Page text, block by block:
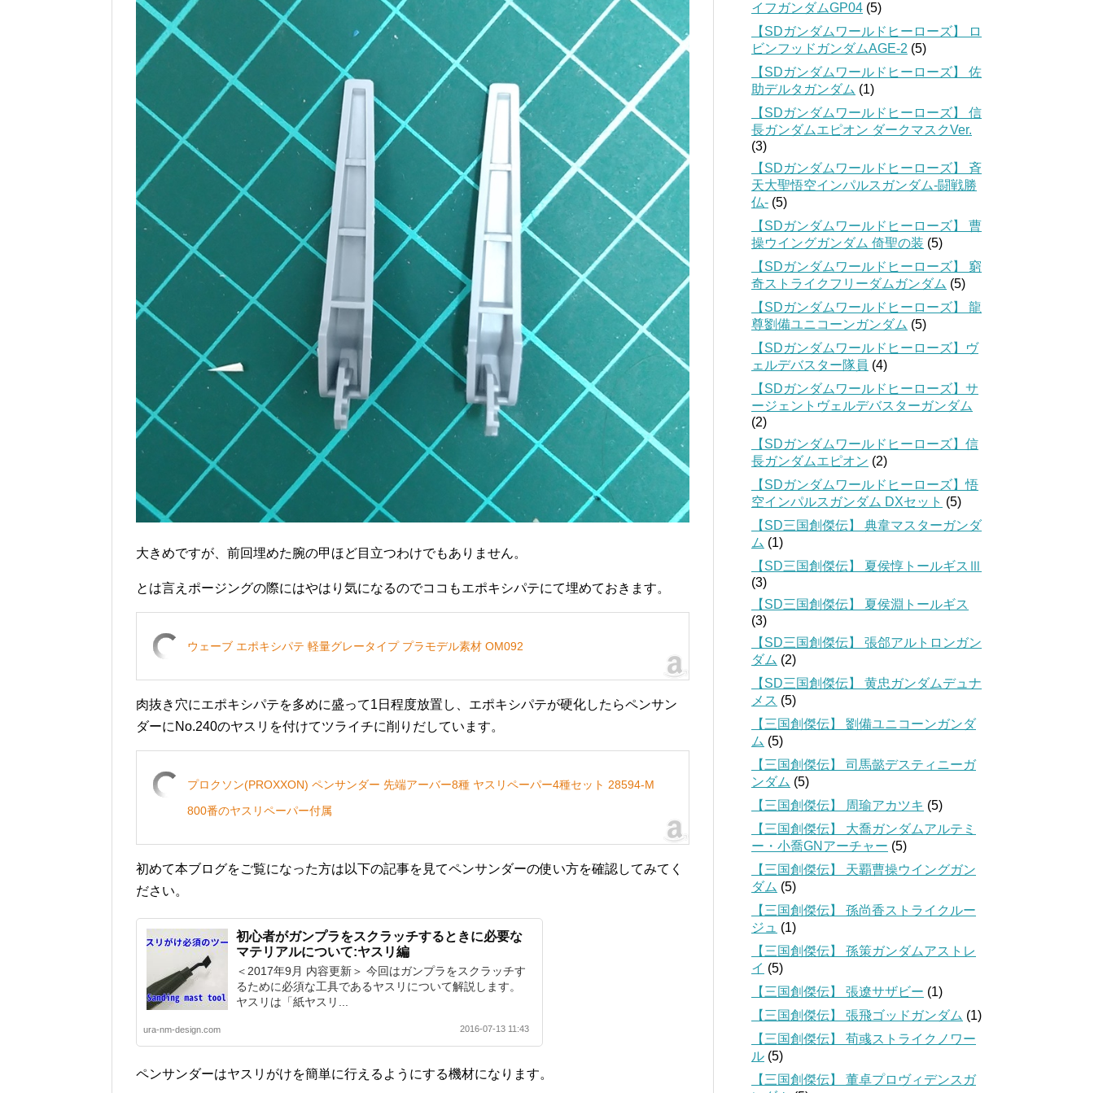
大きめですが、前回埋めた腕の甲ほど目立つわけでもありません。
とは言えポージングの際にはやはり気になるのでココもエポキシパテにて埋めておきます。
ウェーブ エポキシパテ 軽量グレータイプ プラモデル素材 OM092
肉抜き穴にエポキシパテを多めに盛って1日程度放置し、エポキシパテが硬化したらペンサン
ダーにNo.240のヤスリを付けてツライチに削りだしています。
プロクソン(PROXXON) ペンサンダー 先端アーバー8種 ヤスリペーパー4種セット 28594-M
800番のヤスリペーパー付属
初めて本ブログをご覧になった方は以下の記事を見てペンサンダーの使い方を確認してみてく
ださい。
初心者がガンプラをスクラッチするときに必要な
マテリアルについて:ヤスリ編
＜2017年9月 内容更新＞ 今回はガンプラをスクラッチす
るために必須な工具であるヤスリについて解説します。
ヤスリは「紙ヤスリ...
ura-nm-design.com 2016-07-13 11:43
ペンサンダーはヤスリがけを簡単に行えるようにする機材になります。
イフガンダムGP04 (5)
【SDガンダムワールドヒーローズ】 ロ
ビンフッドガンダムAGE-2 (5)
【SDガンダムワールドヒーローズ】 佐
助デルタガンダム (1)
【SDガンダムワールドヒーローズ】 信
長ガンダムエピオン ダークマスクVer.
(3)
【SDガンダムワールドヒーローズ】 斉
天大聖悟空インパルスガンダム-闘戦勝
仏- (5)
【SDガンダムワールドヒーローズ】 曹
操ウイングガンダム 倚聖の装 (5)
【SDガンダムワールドヒーローズ】 窮
奇ストライクフリーダムガンダム (5)
【SDガンダムワールドヒーローズ】 龍
尊劉備ユニコーンガンダム (5)
【SDガンダムワールドヒーローズ】ヴ
ェルデバスター隊員 (4)
【SDガンダムワールドヒーローズ】サ
ージェントヴェルデバスターガンダム
(2)
【SDガンダムワールドヒーローズ】信
長ガンダムエピオン (2)
【SDガンダムワールドヒーローズ】悟
空インパルスガンダム DXセット (5)
【SD三国創傑伝】 典韋マスターガンダ
ム (1)
【SD三国創傑伝】 夏侯惇トールギスⅢ
(3)
【SD三国創傑伝】 夏侯淵トールギス
(3)
【SD三国創傑伝】 張郃アルトロンガン
ダム (2)
【SD三国創傑伝】 黄忠ガンダムデュナ
メス (5)
【三国創傑伝】 劉備ユニコーンガンダ
ム (5)
【三国創傑伝】 司馬懿デスティニーガ
ンダム (5)
【三国創傑伝】 周瑜アカツキ (5)
【三国創傑伝】 大喬ガンダムアルテミ
ー・小喬GNアーチャー (5)
【三国創傑伝】 天覇曹操ウイングガン
ダム (5)
【三国創傑伝】 孫尚香ストライクルー
ジュ (1)
【三国創傑伝】 孫策ガンダムアストレ
イ (5)
【三国創傑伝】 張遼サザビー (1)
【三国創傑伝】 張飛ゴッドガンダム (1)
【三国創傑伝】 荀彧ストライクノワー
ル (5)
【三国創傑伝】 董卓プロヴィデンスガ